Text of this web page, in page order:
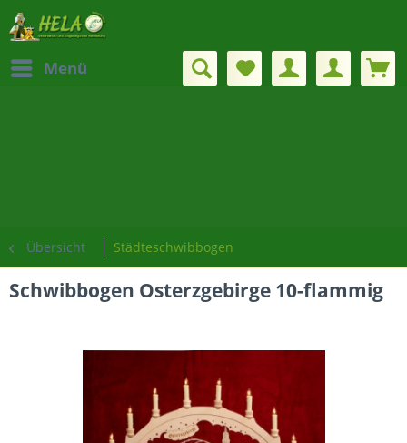
Menü
Übersicht Städteschwibbogen
Schwibbogen Osterzgebirge 10-flammig